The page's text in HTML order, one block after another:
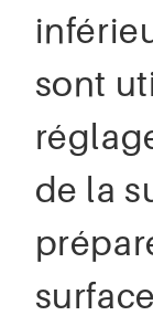
sont
de la